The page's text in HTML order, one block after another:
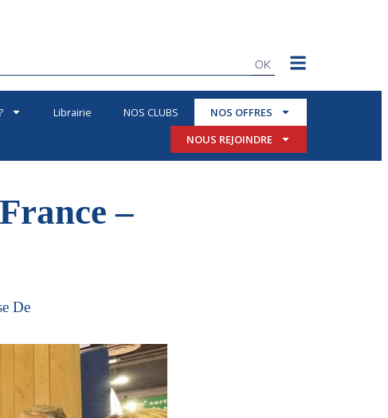
OK
Librairie NOS CLUBS
NOS OFFRES
NOUS REJOINDRE
–
De